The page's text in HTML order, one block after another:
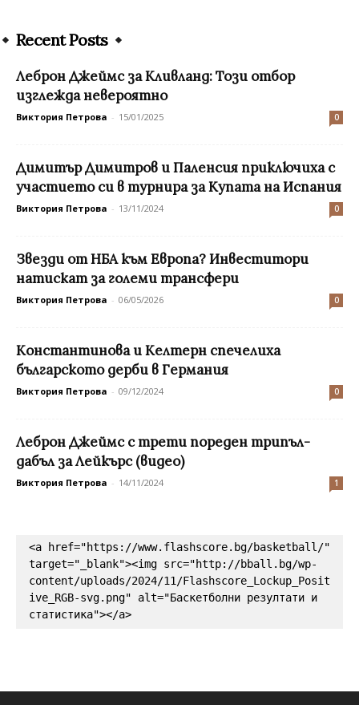
Recent Posts
Леброн Джеймс за Кливланд: Този отбор
изглежда невероятно
Виктория Петрова - 15/01/2025 0
Димитър Димитров и Паленсия приключиха с
участието си в турнира за Купата на Испания
Виктория Петрова - 13/11/2024 0
Звезди от НБА към Европа? Инвеститори
натискат за големи трансфери
Виктория Петрова - 06/05/2026 0
Константинова и Келтерн спечелиха
българското дерби в Германия
Виктория Петрова - 09/12/2024 0
Леброн Джеймс с трети пореден трипъл-
дабъл за Лейкърс (видео)
Виктория Петрова - 14/11/2024 1
<a href="https://www.flashscore.bg/basketball/"
target="_blank"><img src="http://bball.bg/wp-
content/uploads/2024/11/Flashscore_Lockup_Posit
ive_RGB-svg.png" alt="Баскетболни резултати и
статистика"></a>